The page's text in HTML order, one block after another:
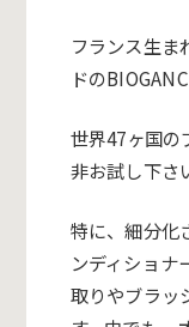
フランス生ま
ドの
世界47ヶ国の
非お試し下さ
特に、細分化
ンディショナ
取りやブラッ